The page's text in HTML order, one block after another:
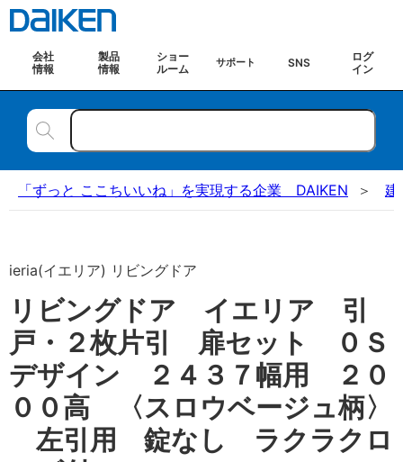
会社
情報
製品
情報
ショー
ルーム
サポート SNS
ログ
イン
「ずっと ここちいいね」を実現する企業 DAIKEN 建
ieria(イエリア) リビングドア
リビングドア イエリア 引
戸・２枚片引 扉セット ０Ｓ
デザイン ２４３７幅用 ２０
００高 〈スロウベージュ柄〉
左引用 錠なし ラクラクロ